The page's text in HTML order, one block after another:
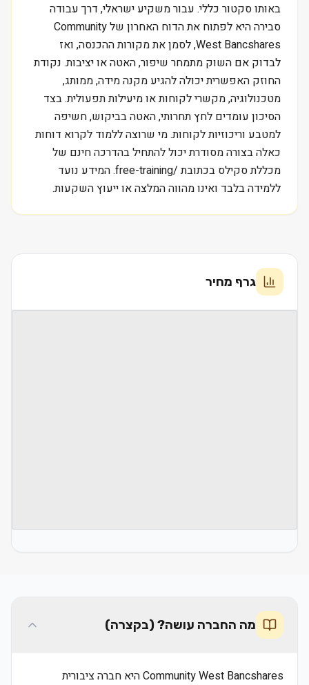
באותו סקטור כללי. עבור משקיע ישראלי, דרך עבודה
סבירה היא לפתוח את הדוח האחרון של Community
West Bancshares, לסמן את מקורות ההכנסה, ואז
לבדוק אם השוק מתמחר שיפור, האטה או יציבות. נקודת
החוזק האפשרית יכולה להגיע מקנה מידה, ממותג,
מטכנולוגיה, מקשרי לקוחות או מיעילות תפעולית. בצד
הסיכון עומדים לחץ תחרותי, האטה בביקוש, חשיפה
למטבע וריכוזיות לקוחות. מי שרוצה ללמוד לקרוא דוחות
כאלה בצורה מסודרת יכול להתחיל בהדרכה חינם של
מכללת סקילס בכתובת /free-training. המידע נועד
ללמידה בלבד ואינו מהווה המלצה או ייעוץ השקעות.
גרף מחיר
מה החברה עושה? (בקצרה)
Community West Bancshares היא חברה ציבורית